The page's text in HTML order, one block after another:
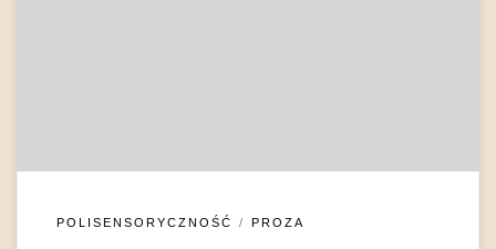
POLISENSORYCZNOŚĆ PROZA